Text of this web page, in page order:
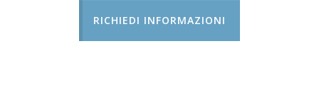
RICHIEDI INFORMAZIONI